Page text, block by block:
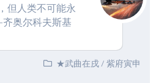
但人类不可能永
奥尔科夫斯基
★武曲在戌/紫府寅申